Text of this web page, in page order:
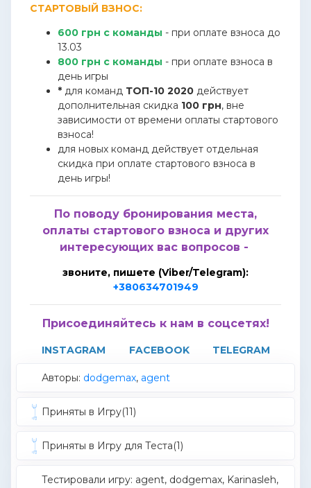
СТАРТОВЫЙ ВЗНОС:
600 грн с команды - при оплате взноса до
13.03
800 грн с команды - при оплате взноса в
день игры
* для команд ТОП-10 2020 действует
дополнительная скидка 100 грн, вне
зависимости от времени оплаты стартового
взноса!
для новых команд действует отдельная
скидка при оплате стартового взноса в
день игры!
По поводу бронирования места,
оплаты стартового взноса и других
интересующих вас вопросов -
звоните, пишете (Viber/Telegram):
+380634701949
Присоединяйтесь к нам в соцсетях!
INSTAGRAM FACEBOOK TELEGRAM
Авторы: dodgemax, agent
Приняты в Игру(11)
Приняты в Игру для Теста(1)
Тестировали игру: agent, dodgemax, Karinasleh,